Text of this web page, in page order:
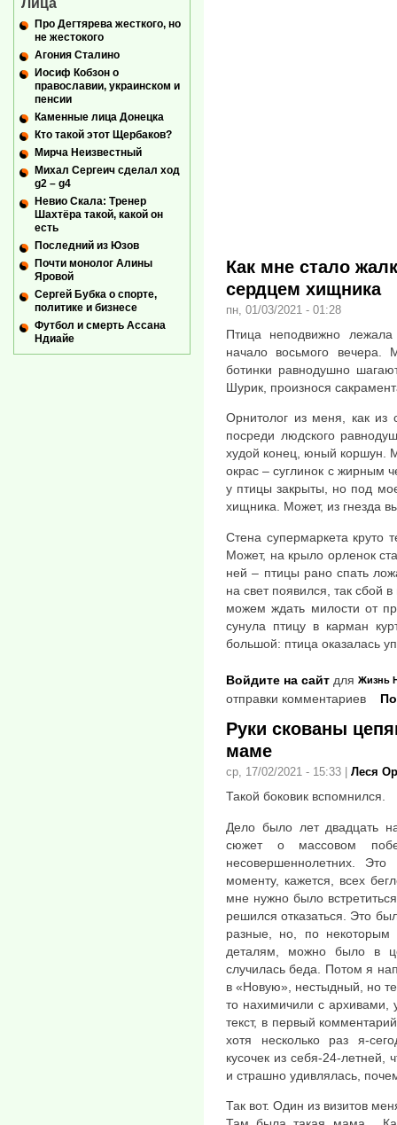
Как мне стало
сердцем хищника
пн, 01/03/2021 - 01:28
Птица неподвижно
начало восьмого вечера.
ботинки равнодушно
Шурик, произнося
Орнитолог из меня, как из
посреди людского
худой конец, юный коршун.
окрас – суглинок с жирным
у птицы закрыты, но под
хищника. Может, из гнезда
Стена супермаркета круто
Может, на крыло орленок
ней – птицы рано спать
на свет появился, так
можем ждать милости от
сунула птицу в карман
большой: птица оказалась
Жизнь
Войдите на сайт для
отправки комментариев
Руки скованы
маме
ср, 17/02/2021 - 15:33 Леся
Такой боковик вспомнился.
Дело было лет двадцать
сюжет о массовом
несовершеннолетних.
моменту, кажется, всех
мне нужно было
решился отказаться. Это
разные, но, по
деталям, можно было в
случилась беда. Потом я
в «Новую», нестыдный, но
то нахимичили с архивами,
текст, в первый
хотя несколько раз я-
кусочек из себя-24-летней,
и страшно удивлялась,
Так вот. Один из визитов
Про Дегтярева жесткого, но
не жестокого
Агония Сталино
Иосиф Кобзон о
православии, украинском и
пенсии
Каменные лица Донецка
Кто такой этот Щербаков?
Мирча Неизвестный
Михал Сергеич сделал ход
g2 – g4
Невио Скала: Тренер
Шахтёра такой, какой он
есть
Последний из Юзов
Почти монолог Алины
Яровой
Сергей Бубка о спорте,
политике и бизнесе
Футбол и смерть Ассана
Ндиайе